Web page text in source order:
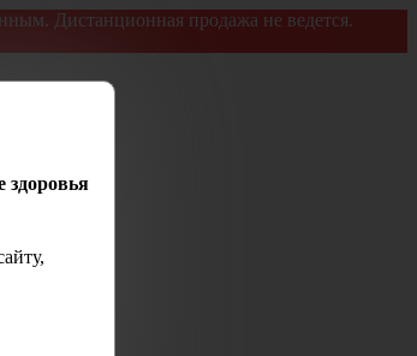
Дистанционная продажа не ведется.
здоровья